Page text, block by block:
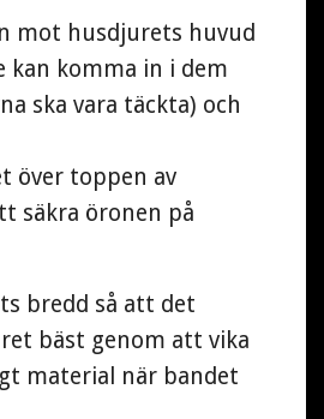
mot husdjurets huvud
komma in i dem
ska vara täckta) och
över toppen av
säkra öronen på
bredd så att det
bäst genom att vika
material när bandet